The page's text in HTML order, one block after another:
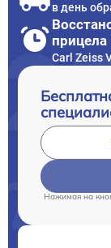
в день
прицела
Carl Zeiss
Нажимая на